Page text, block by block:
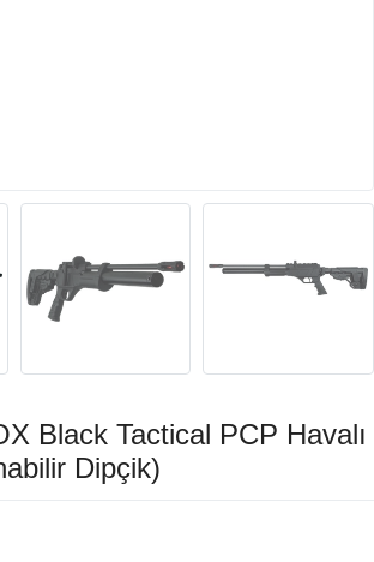
Black Tactical PCP Havalı
Dipçik)